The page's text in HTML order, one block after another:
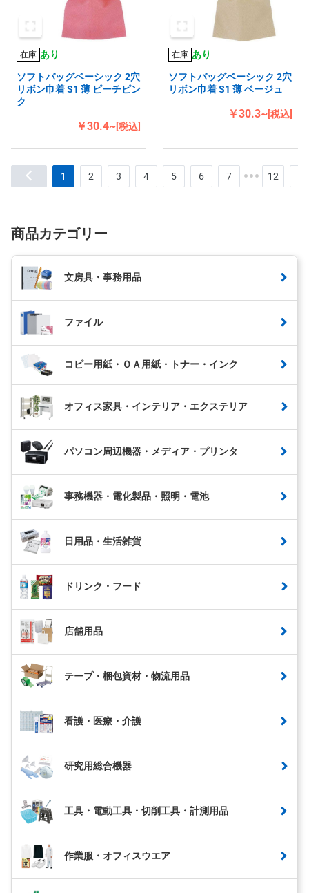
在庫 あり
ソフトバッグベーシック 2穴
リボン巾着 S1 薄 ピーチピン
ク
￥30.4~[税込]
在庫 あり
ソフトバッグベーシック 2穴
リボン巾着 S1 薄 ベージュ
￥30.3~[税込]
1 2 3 4 5 6 7 12
商品カテゴリー
文房具・事務用品
ファイル
コピー用紙・ＯＡ用紙・トナー・インク
オフィス家具・インテリア・エクステリア
パソコン周辺機器・メディア・プリンタ
事務機器・電化製品・照明・電池
日用品・生活雑貨
ドリンク・フード
店舗用品
テープ・梱包資材・物流用品
看護・医療・介護
研究用総合機器
工具・電動工具・切削工具・計測用品
作業服・オフィスウエア